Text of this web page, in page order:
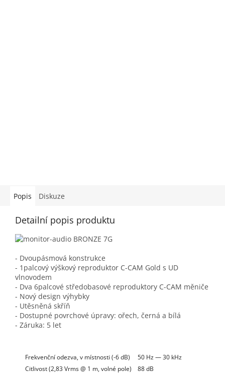
Popis Diskuze
Detailní popis produktu
- Dvoupásmová konstrukce
- 1palcový výškový reproduktor C-CAM Gold s UD
vlnovodem
- Dva 6palcové středobasové reproduktory C-CAM měniče
- Nový design výhybky
- Utěsněná skříň
- Dostupné povrchové úpravy: ořech, černá a bílá
- Záruka: 5 let
Frekvenční odezva, v místnosti (-6 dB) 50 Hz — 30 kHz
Citlivost (2,83 Vrms @ 1 m, volné pole) 88 dB